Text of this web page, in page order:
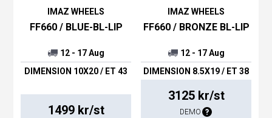
IMAZ WHEELS
FF660 / BLUE-BL-LIP
12 - 17 Aug
DIMENSION 10X20 / ET 43
1499 kr/st
IMAZ WHEELS
FF660 / BRONZE BL-LIP
12 - 17 Aug
DIMENSION 8.5X19 / ET 38
3125 kr/st
DEMO